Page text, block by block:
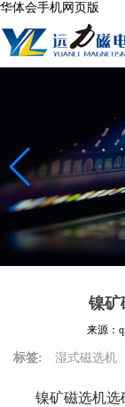
华体会手机网页版
镍矿
来源：
标签: 湿式磁选机
镍矿磁选机选